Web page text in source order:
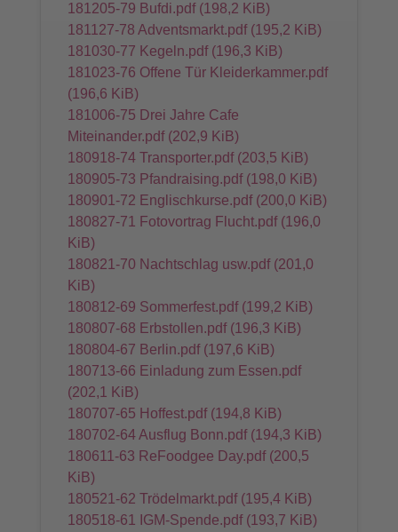
181205-79 Bufdi.pdf (198,2 KiB)
181127-78 Adventsmarkt.pdf (195,2 KiB)
181030-77 Kegeln.pdf (196,3 KiB)
181023-76 Offene Tür Kleiderkammer.pdf
(196,6 KiB)
181006-75 Drei Jahre Cafe
Miteinander.pdf (202,9 KiB)
180918-74 Transporter.pdf (203,5 KiB)
180905-73 Pfandraising.pdf (198,0 KiB)
180901-72 Englischkurse.pdf (200,0 KiB)
180827-71 Fotovortrag Flucht.pdf (196,0
KiB)
180821-70 Nachtschlag usw.pdf (201,0
KiB)
180812-69 Sommerfest.pdf (199,2 KiB)
180807-68 Erbstollen.pdf (196,3 KiB)
180804-67 Berlin.pdf (197,6 KiB)
180713-66 Einladung zum Essen.pdf
(202,1 KiB)
180707-65 Hoffest.pdf (194,8 KiB)
180702-64 Ausflug Bonn.pdf (194,3 KiB)
180611-63 ReFoodgee Day.pdf (200,5
KiB)
180521-62 Trödelmarkt.pdf (195,4 KiB)
180518-61 IGM-Spende.pdf (193,7 KiB)